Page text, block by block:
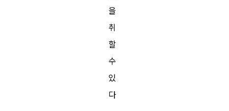
을
취
할
수
있
다